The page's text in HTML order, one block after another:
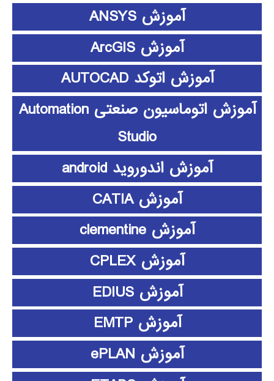
آموزش ANSYS
آموزش ArcGIS
آموزش اتوکد AUTOCAD
آموزش اتوماسیون صنعتی Automation
Studio
آموزش اندوروید android
آموزش CATIA
آموزش clementine
آموزش CPLEX
آموزش EDIUS
آموزش EMTP
آموزش ePLAN